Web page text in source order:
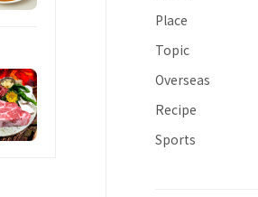
Place
Topic
Overseas
Recipe
Sports